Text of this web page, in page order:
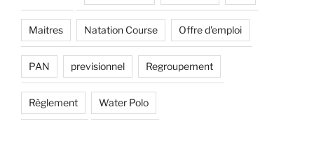
Maitres Natation Course Offre d'emploi
PAN previsionnel Regroupement
Règlement Water Polo